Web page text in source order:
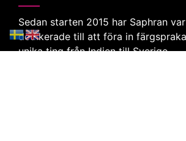
Sedan starten 2015 har Saphran
dedikerade till att föra in
unika ting från Indien till Sverige.